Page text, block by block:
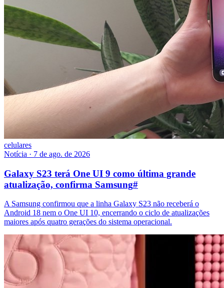
celulares
Notícia · 7 de ago. de 2026
Galaxy S23 terá One UI 9 como última grande
atualização, confirma Samsung#
A Samsung confirmou que a linha Galaxy S23 não receberá o
Android 18 nem o One UI 10, encerrando o ciclo de atualizações
maiores após quatro gerações do sistema operacional.